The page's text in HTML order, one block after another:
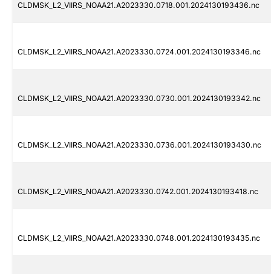
CLDMSK_L2_VIIRS_NOAA21.A2023330.0718.001.2024130193436.nc
CLDMSK_L2_VIIRS_NOAA21.A2023330.0724.001.2024130193346.nc
CLDMSK_L2_VIIRS_NOAA21.A2023330.0730.001.2024130193342.nc
CLDMSK_L2_VIIRS_NOAA21.A2023330.0736.001.2024130193430.nc
CLDMSK_L2_VIIRS_NOAA21.A2023330.0742.001.2024130193418.nc
CLDMSK_L2_VIIRS_NOAA21.A2023330.0748.001.2024130193435.nc